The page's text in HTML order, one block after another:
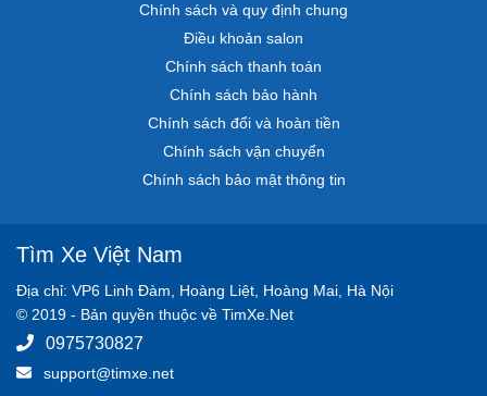
Chính sách và quy định chung
Điều khoản salon
Chính sách thanh toán
Chính sách bảo hành
Chính sách đổi và hoàn tiền
Chính sách vận chuyển
Chính sách bảo mật thông tin
Tìm Xe Việt Nam
Địa chỉ: VP6 Linh Đàm, Hoàng Liệt, Hoàng Mai, Hà Nội
© 2019 - Bản quyền thuộc về TimXe.Net
0975730827
support@timxe.net